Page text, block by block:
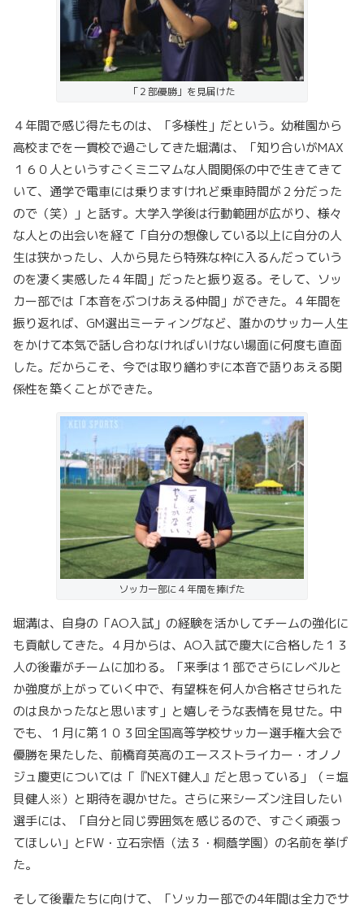
「２部優勝」を見届けた
４年間で感じ得たものは、「多様性」だという。幼稚園から
高校までを一貫校で過ごしてきた堀溝は、「知り合いがMAX
１６０人というすごくミニマムな人間関係の中で生きてきて
いて、通学で電車には乗りますけれど乗車時間が２分だった
ので（笑）」と話す。大学入学後は行動範囲が広がり、様々
な人との出会いを経て「自分の想像している以上に自分の人
生は狭かったし、人から見たら特殊な枠に入るんだっていう
のを凄く実感した４年間」だったと振り返る。 そして、ソッ
カー部では「本音をぶつけあえる仲間」ができた。４年間を
振り返れば、GM選出ミーティングなど、誰かのサッカー人生
をかけて本気で話し合わなければいけない場面に何度も直面
した。だからこそ、今では取り繕わずに本音で語りあえる関
係性を築くことができた。
ソッカー部に４年間を捧げた
堀溝は、自身の「AO入試」の経験を活かしてチームの強化に
も貢献してきた。４月からは、AO入試で慶大に合格した１３
人の後輩がチームに加わる。「来季は１部でさらにレベルと
か強度が上がっていく中で、有望株を何人か合格させられた
のは良かったなと思います」と嬉しそうな表情を見せた。中
でも、１月に第１０３回全国高等学校サッカー選手権大会で
優勝を果たした、前橋育英高のエースストライカー・オノノ
ジュ慶吏については「『NEXT健人』だと思っている」（＝塩
貝健人※）と期待を覗かせた。さらに来シーズン注目したい
選手には、「自分と同じ雰囲気を感じるので、すごく頑張っ
てほしい」とFW・立石宗悟（法３・桐蔭学園）の名前を挙げ
た。
そして後輩たちに向けて、「ソッカー部での4年間は全力でサ